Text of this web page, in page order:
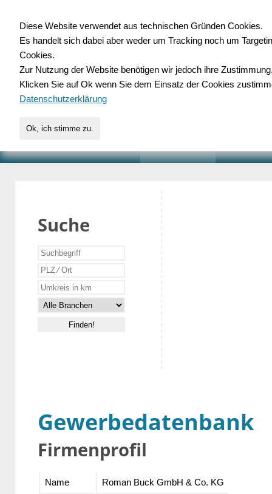
für Handwerk,
Suche
Gewerbedatenbank
Firmenprofil
Name Roman Buck GmbH & Co. KG
Diese Website verwendet aus technischen Gründen Cookies.
Es handelt sich dabei aber weder um Tracking noch um
Cookies.
Zur Nutzung der Website benötigen wir jedoch ihre
Klicken Sie auf Ok wenn Sie dem Einsatz der Cookies
Datenschutzerklärung
Ok, ich stimme zu.